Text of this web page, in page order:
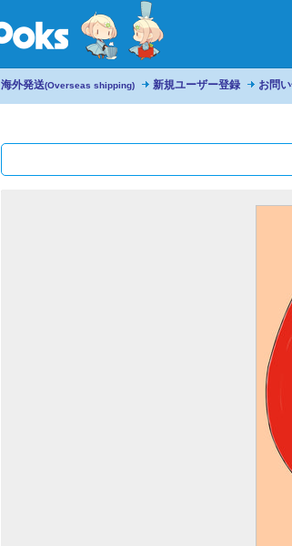
海外発送(Overseas shipping) 新規ユーザー登録 お問